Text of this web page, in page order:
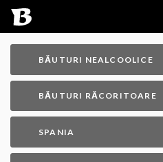
BĂUTURI NEALCOOLICE
BĂUTURI RĂCORITOARE
SPANIA